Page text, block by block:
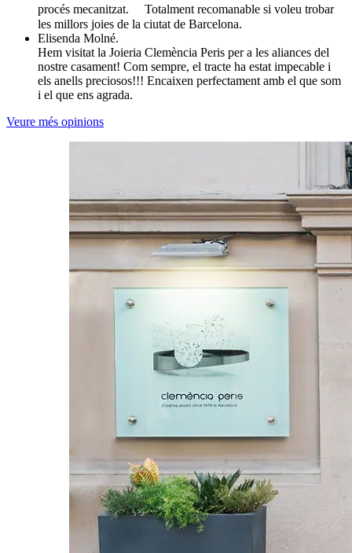
procés mecanitzat. Totalment recomanable si voleu trobar
les millors joies de la ciutat de Barcelona.
Elisenda Molné.
Hem visitat la Joieria Clemència Peris per a les aliances del
nostre casament! Com sempre, el tracte ha estat impecable i
els anells preciosos!!! Encaixen perfectament amb el que som
i el que ens agrada.
Veure més opinions